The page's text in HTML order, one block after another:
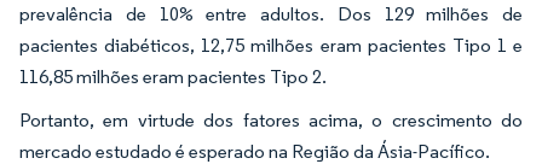
prevalência de 10% entre adultos. Dos 129 milhões de
pacientes diabéticos, 12,75 milhões eram pacientes Tipo 1 e
116,85 milhões eram pacientes Tipo 2.
Portanto, em virtude dos fatores acima, o crescimento do
mercado estudado é esperado na Região da Ásia-Pacífico.